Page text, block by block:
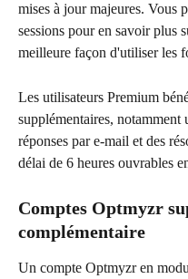
mises à jour majeures. Vous
sessions pour en savoir plus
meilleure façon d'utiliser les
Les utilisateurs Premium
supplémentaires,
réponses par e-mail et des
délai de 6 heures ouvrables
Comptes Optmyzr
complémentaire
Un compte Optmyzr en